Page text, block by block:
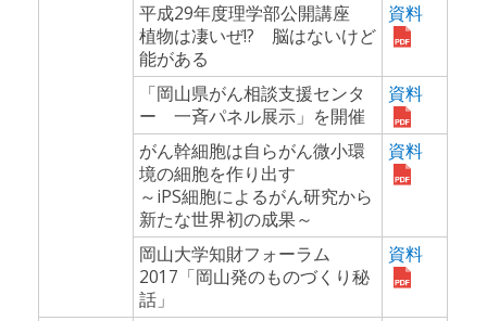
平成29年度理学部公開講座
植物は凄いぜ!? 脳はないけど
能がある
資料
「岡山県がん相談支援センタ
ー 一斉パネル展示」を開催
資料
がん幹細胞は自らがん微小環
境の細胞を作り出す
～iPS細胞によるがん研究から
新たな世界初の成果～
資料
岡山大学知財フォーラム
2017「岡山発のものづくり秘
話」
資料